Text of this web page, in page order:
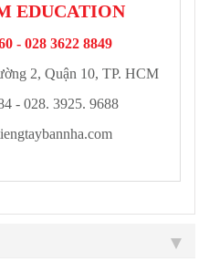
EDUCATION
- 028 3622 8849
2, Quận 10, TP. HCM
- 028. 3925. 9688